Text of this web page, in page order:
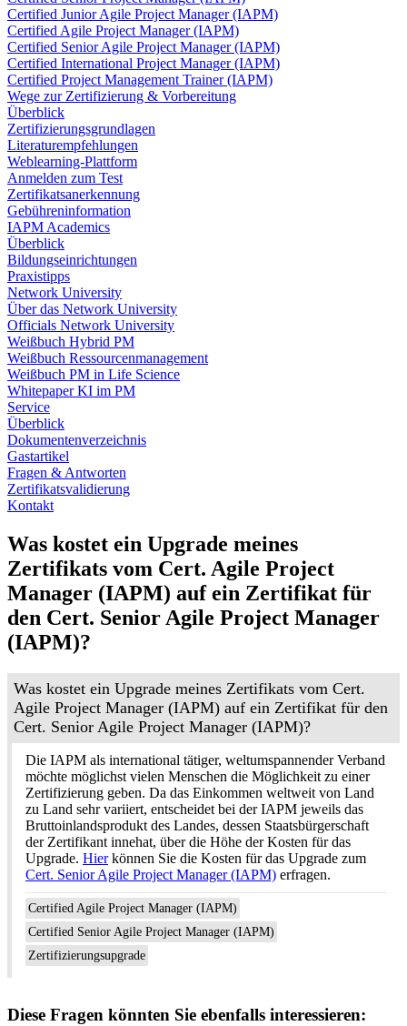
Certified Junior Agile Project Manager (IAPM)
Certified Agile Project Manager (IAPM)
Certified Senior Agile Project Manager (IAPM)
Certified International Project Manager (IAPM)
Certified Project Management Trainer (IAPM)
Wege zur Zertifizierung & Vorbereitung
Überblick
Zertifizierungsgrundlagen
Literaturempfehlungen
Weblearning-Plattform
Anmelden zum Test
Zertifikatsanerkennung
Gebühreninformation
IAPM Academics
Überblick
Bildungseinrichtungen
Praxistipps
Network University
Über das Network University
Officials Network University
Weißbuch Hybrid PM
Weißbuch Ressourcenmanagement
Weißbuch PM in Life Science
Whitepaper KI im PM
Service
Überblick
Dokumentenverzeichnis
Gastartikel
Fragen & Antworten
Zertifikatsvalidierung
Kontakt
Was kostet ein Upgrade meines
Zertifikats vom Cert. Agile Project
Manager (IAPM) auf ein Zertifikat für
den Cert. Senior Agile Project Manager
(IAPM)?
Was kostet ein Upgrade meines Zertifikats vom Cert.
Agile Project Manager (IAPM) auf ein Zertifikat für den
Cert. Senior Agile Project Manager (IAPM)?
Die IAPM als international tätiger, weltumspannender Verband
möchte möglichst vielen Menschen die Möglichkeit zu einer
Zertifizierung geben. Da das Einkommen weltweit von Land
zu Land sehr variiert, entscheidet bei der IAPM jeweils das
Bruttoinlandsprodukt des Landes, dessen Staatsbürgerschaft
der Zertifikant innehat, über die Höhe der Kosten für das
Upgrade. Hierkönnen Sie die Kosten für das Upgrade zum
Cert. Senior Agile Project Manager (IAPM) erfragen.
Certified Agile Project Manager (IAPM)
Certified Senior Agile Project Manager (IAPM)
Zertifizierungsupgrade
Diese Fragen könnten Sie ebenfalls interessieren: